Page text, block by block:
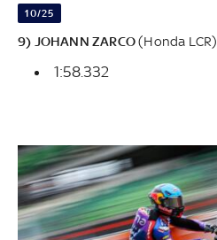
10/25
9) JOHANN ZARCO(Honda LCR)
1:58.332